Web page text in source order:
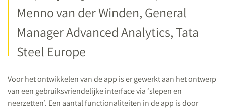
Menno van der Winden, General
Manager Advanced Analytics, Tata
Steel Europe
Voor het ontwikkelen van de app is er gewerkt aan het ontwerp
van een gebruiksvriendelijke interface via ‘slepen en
neerzetten’. Een aantal functionaliteiten in de app is door